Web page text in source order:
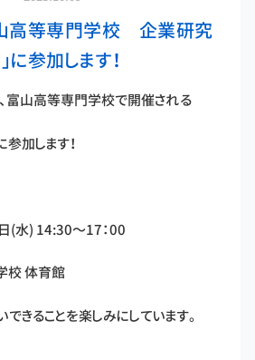
高等専門学校 企業研究
に参加します！
山高等専門学校で開催される
参加します！
(水) 14:30～17：00
校 体育館
きることを楽しみにしています。